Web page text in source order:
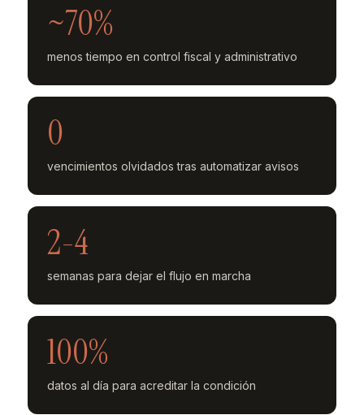
~70%
menos tiempo en control fiscal y administrativo
0
vencimientos olvidados tras automatizar avisos
2-4
semanas para dejar el flujo en marcha
100%
datos al día para acreditar la condición